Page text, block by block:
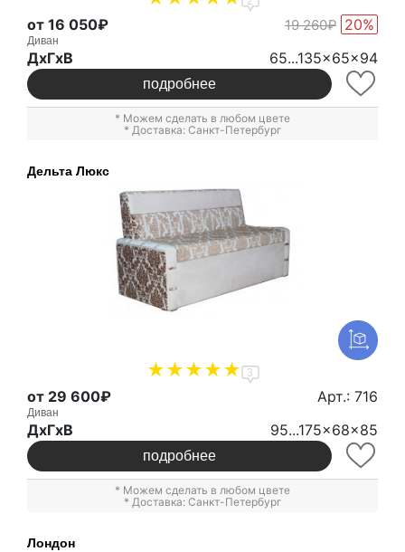
от 16 050₽ 19 260₽ 20%
Диван
ДxГxВ 65...135x65x94
подробнее
* Можем сделать в любом цвете
* Доставка: Санкт-Петербург
Дельта Люкс
3
от 29 600₽ Арт.: 716
Диван
ДxГxВ 95...175x68x85
подробнее
* Можем сделать в любом цвете
* Доставка: Санкт-Петербург
Лондон